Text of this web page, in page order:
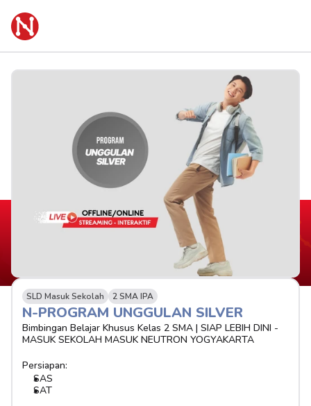
SLD Masuk Sekolah 2 SMA IPA
N-PROGRAM UNGGULAN SILVER
Bimbingan Belajar Khusus Kelas 2 SMA | SIAP LEBIH DINI -
MASUK SEKOLAH MASUK NEUTRON YOGYAKARTA
Persiapan:
SAS
SAT